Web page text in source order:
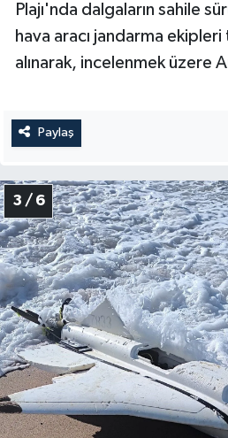
Plajı'nda dalgaların sahile
hava aracı jandarma
alınarak, incelenmek üzere
Paylaş
3 / 6